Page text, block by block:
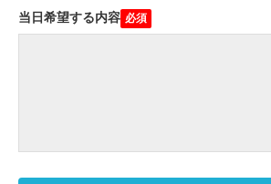
当日希望する内容